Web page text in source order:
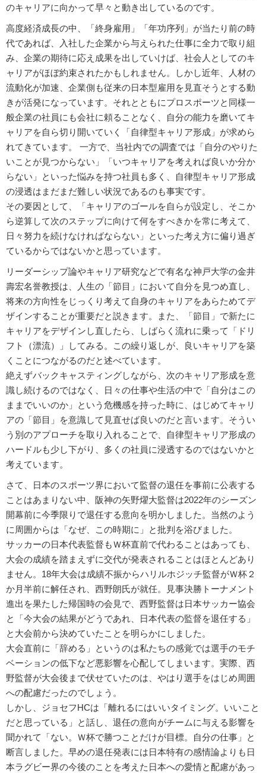
のキャリアに向かって早々と動き出しているのです。
高度経済成長の中、「終身雇用」「年功序列」が当たり前の時
代であれば、入社した企業から与えられた仕事に全力で取り組
み、企業の期待に応え成果を出していけば、社会人としてのキ
ャリアがほぼ約束されたかもしれません。しかし近年、人材の
流動化が加速、企業側も従来の日本型雇用を見直そうとする動
きが活発になっています。それとともにプロスポーツと同様一
般企業の社員にも会社に頼ることなく、自分の能力を磨いてキ
ャリアを自ら切り開いていく「自律型キャリア形成」が求めら
れてきています。 一方で、当社内での調査では「自分のやりた
いことが見つからない」「いつキャリアを考えれば良いか分か
らない」といった悩みを持つ社員も多く、自律型キャリア形成
の浸透はまだまだ難しい状況であるのも事実です。
その要因として、「キャリアのゴールを自らが設定し、そこか
ら逆算して次のステップに向けて何をすべきかを常に考えて、
日々努力を続けなければならない」といった考え方に偏り過ぎ
ているからではないかと思っています。
リーダーシップ論やキャリア研究などで有名な神戸大学の金井
壽宏名誉教授は、人生の「節目」において自分を見つめ直し、
将来の方向性をじっくり考えて自身のキャリアをあらためてデ
ザインすることが重要だと説きます。また、「節目」で新たに
キャリアをデザインし直したら、しばらく流れに乗って「ドリ
フト（漂流）」してみる。この繰り返しが、良いキャリアを築
くことにつながるのだと述べています。
絶えずバックキャスティングしながら、次のキャリア形成を意
識し続けるのではなく、日々の仕事や生活の中で「自分はこの
ままでいいのか」という危機感を持った時に、はじめてキャリ
アの「節目」を意識して見直せば良いのだと言います。そうい
う別のアプローチを取り入れることで、自律型キャリア形成の
ハードルも少し下がり、多くの社員に浸透するのではないかと
考えています。
さて、日本のスポーツ界において監督の退任を事前に公表する
ことはあまりない中、阪神の矢野燿大監督は2022年のシーズン
開幕前に今季限りで退任する意向を明かしました。当然のよう
に周囲からは「なぜ、この時期に」と批判を浴びました。
サッカーの日本代表監督もＷ杯直前で代わることはあっても、
大会の成績を踏まえずに交代が発表されることはほとんどあり
ません。18年大会は成績不振からハリルホジッチ監督がＷ杯２
か月半前に解任され、西野朗氏が就任。見事決勝トーナメント
進出を果たした帰国時の会見で、西野監督は日本サッカー協会
と「今大会の結果がどうであれ、日本代表の監督を退任する」
と大会前から決めていたことを明らかにしました。
大会直前に「辞める」というのは私たちの感覚では選手のモチ
ベーションの低下など悪影響を心配してしまいます。実際、西
野監督が大会後まで伏せていたのは、やはり選手をはじめ周囲
への配慮だったのでしょう。
しかし、ジョセフHCは「離れるにはいいタイミング。いいこと
だと思っている」と話し、退任の意向がチームに与える影響を
聞かれて「ない。Ｗ杯で勝つことだけが目標。自分の仕事」と
断言しました。早めの退任発表には日本特有の感情論よりも日
本ラグビー界の今後のことを考えた日本への愛情と配慮があっ